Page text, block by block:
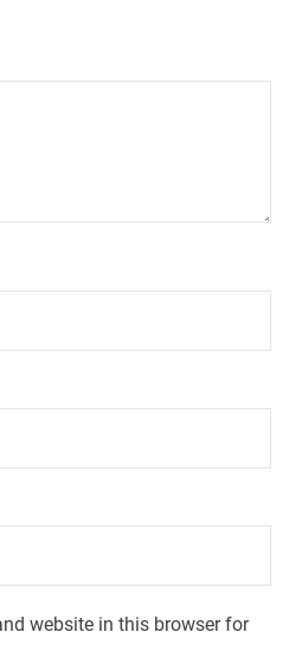
website in this browser for